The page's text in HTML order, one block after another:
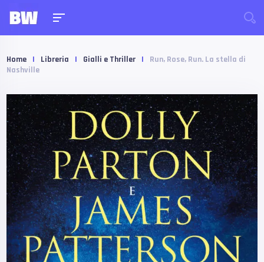
Home | Libreria | Gialli e Thriller |
Run, Rose, Run. La stella di
Nashville